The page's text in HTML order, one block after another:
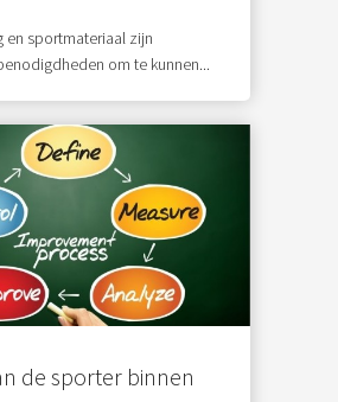
en sportmateriaal zijn
om te kunnen...
de sporter binnen